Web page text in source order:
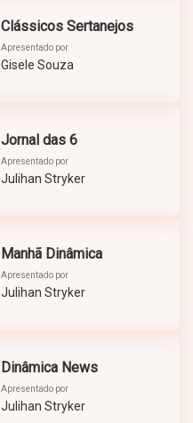
Clássicos Sertanejos
Apresentado por
Gisele Souza
Jornal das 6
Apresentado por
Julihan Stryker
Manhã Dinâmica
Apresentado por
Julihan Stryker
Dinâmica News
Apresentado por
Julihan Stryker